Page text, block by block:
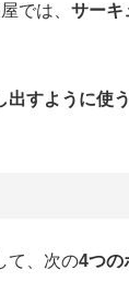
では、 サーキ
出すように使う
て、次の4つの